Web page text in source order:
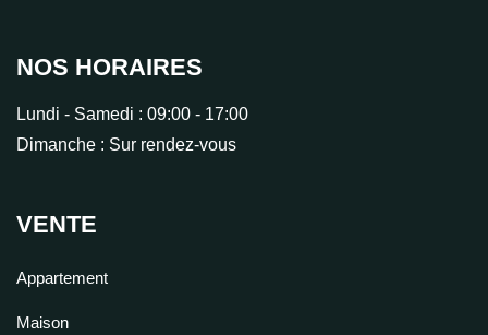
NOS HORAIRES
Lundi - Samedi : 09:00 - 17:00
Dimanche : Sur rendez-vous
VENTE
Appartement
Maison